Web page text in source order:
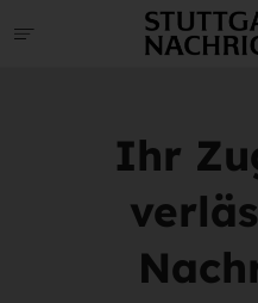
Ihr